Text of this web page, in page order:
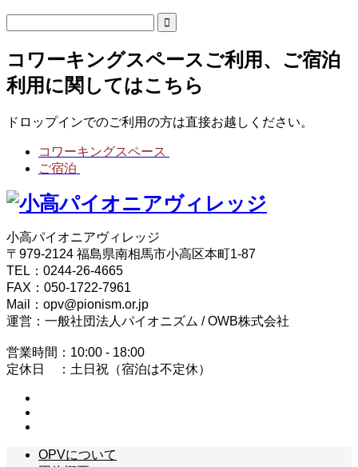
コワーキングスペースご利用、ご宿泊
利用に関してはこちら
ドロップインでのご利用の方は直接お越しください。
コワーキングスペース
ご宿泊
小高パイオニアヴィレッジ
〒979-2124 福島県南相馬市小高区本町1-87
TEL：0244-26-4665
FAX：050-1722-7961
Mail：opv@pionism.or.jp
運営：一般社団法人パイオニズム / OWB株式会社
営業時間：10:00 - 18:00
定休日 ：土日祝（宿泊は不定休）
OPVについて